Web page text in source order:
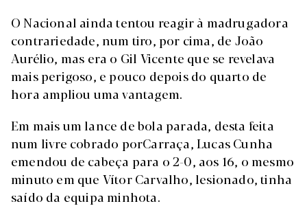
O Nacional ainda tentou reagir à madrugadora
contrariedade, num tiro, por cima, de João
Aurélio, mas era o Gil Vicente que se revelava
mais perigoso, e pouco depois do quarto de
hora ampliou uma vantagem.
Em mais um lance de bola parada, desta feita
num livre cobrado porCarraça, Lucas Cunha
emendou de cabeça para o 2-0, aos 16, o mesmo
minuto em que Vítor Carvalho, lesionado, tinha
saído da equipa minhota.